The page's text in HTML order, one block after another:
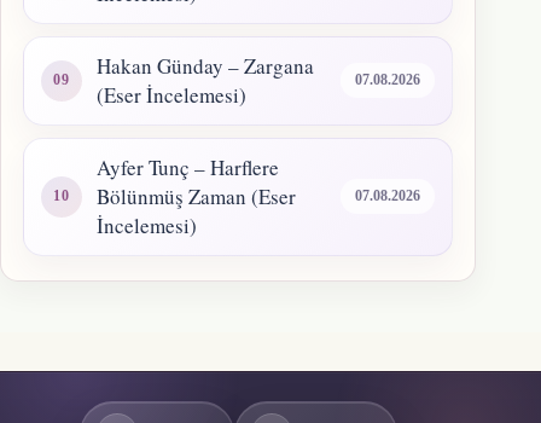
Hakan Günday – Zargana
(Eser İncelemesi)
07.08.2026
Ayfer Tunç – Harflere
Bölünmüş Zaman (Eser
İncelemesi)
07.08.2026